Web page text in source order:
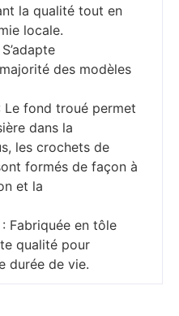
la qualité tout en
locale.
S’adapte
des modèles
Le fond troué permet
dans la
les crochets de
formés de façon à
et la
: Fabriquée en tôle
qualité pour
durée de vie.